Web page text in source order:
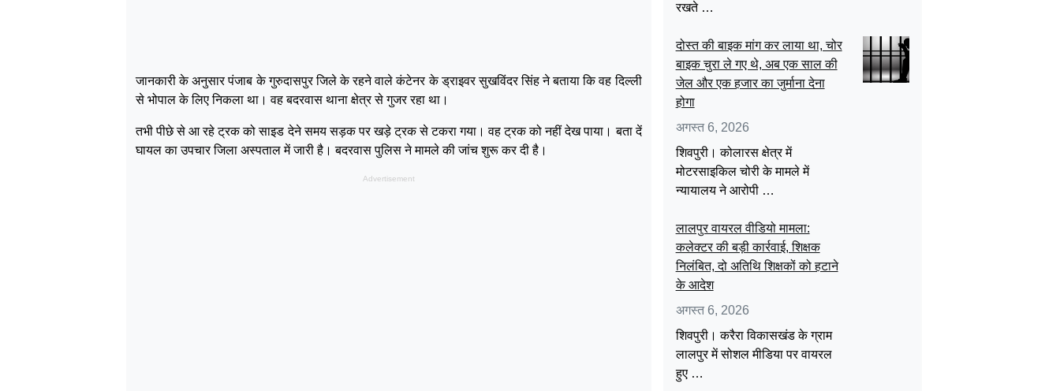
जानकारी के अनुसार पंजाब के गुरुदासपुर जिले के रहने वाले कंटेनर के ड्राइवर सुखविंदर सिंह ने बताया कि वह दिल्ली
से भोपाल के लिए निकला था। वह बदरवास थाना क्षेत्र से गुजर रहा था।
तभी पीछे से आ रहे ट्रक को साइड देने समय सड़क पर खड़े ट्रक से टकरा गया। वह ट्रक को नहीं देख पाया। बता दें
घायल का उपचार जिला अस्पताल में जारी है। बदरवास पुलिस ने मामले की जांच शुरू कर दी है।
Advertisement
रखते …
दोस्त की बाइक मांग कर लाया था, चोर
बाइक चुरा ले गए थे, अब एक साल की
जेल और एक हजार का जुर्माना देना
होगा
अगस्त 6, 2026
शिवपुरी। कोलारस क्षेत्र में
मोटरसाइकिल चोरी के मामले में
न्यायालय ने आरोपी …
लालपुर वायरल वीडियो मामला:
कलेक्टर की बड़ी कार्रवाई, शिक्षक
निलंबित, दो अतिथि शिक्षकों को हटाने
के आदेश
अगस्त 6, 2026
शिवपुरी। करैरा विकासखंड के ग्राम
लालपुर में सोशल मीडिया पर वायरल
हुए …